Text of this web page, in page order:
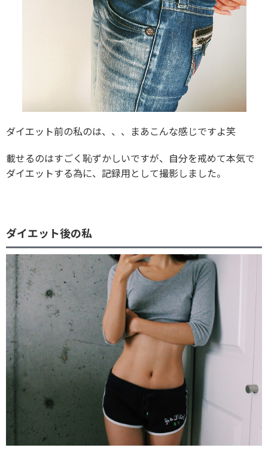
ダイエット前の私のは、、、まあこんな感じですよ笑
載せるのはすごく恥ずかしいですが、自分を戒めて本気で
ダイエットする為に、記録用として撮影しました。
ダイエット後の私